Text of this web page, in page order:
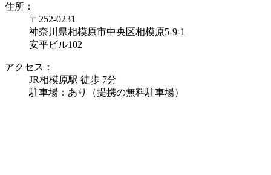
住所：
〒252-0231
神奈川県相模原市中央区相模原5-9-1
安平ビル102
アクセス：
JR相模原駅 徒歩 7分
駐車場：あり（提携の無料駐車場）